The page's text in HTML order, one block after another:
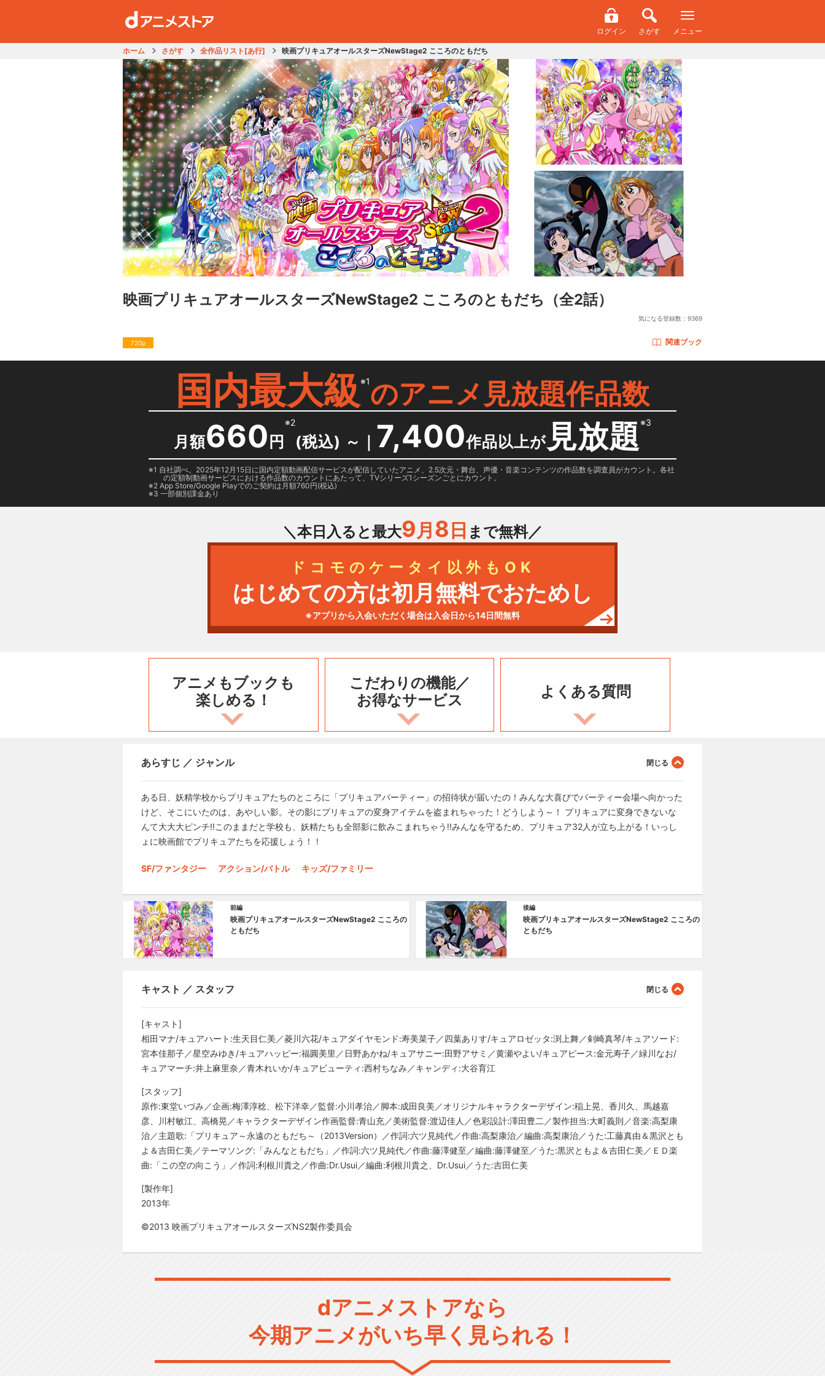
ログイン さがす メニュー
ホーム さがす 全作品リスト[あ行] 映画プリキュアオールスターズNewStage2 こころのともだち
映画プリキュアオールスターズNewStage2 こころのともだち （全2話）
気になる登録数： 9369
720p 関連ブック
国内最大級 ※1のアニメ見放題作品数
月額660 円
※2
(税込) ～ ｜ 7,400作品以上が 見放題※3
1 自社調べ。2025年12月15日に国内定額動画配信サービスが配信していたアニメ、2.5次元・舞台、声優・音楽コンテンツの作品数を調査員がカウント。各社
の定額制動画サービスにおける作品数のカウントにあたって、TVシリーズ1シーズンごとにカウント。
2 App Store/Google Playでのご契約は月額760円(税込)
3 一部個別課金あり
＼本日入ると最大9月 8 日 まで無料／
ドコモのケータイ以外もOK
はじめての方は初月無料でおためし
※アプリから入会いただく場合は入会日から14日間無料
アニメもブックも
楽しめる！
こだわりの機能／
お得なサービス
よくある質問
あらすじ ／ ジャンル
ある日、妖精学校からプリキュアたちのところに「プリキュアパーティー」の招待状が届いたの！みんな大喜びでパーティー会場へ向かった
けど、そこにいたのは、あやしい影。その影にプリキュアの変身アイテムを盗まれちゃった！どうしよう～！ プリキュアに変身できないな
んて大大大ピンチ!!このままだと学校も、妖精たちも全部影に飲みこまれちゃう!!みんなを守るため、プリキュア32人が立ち上がる！いっし
ょに映画館でプリキュアたちを応援しょう！！
SF/ファンタジー アクション/バトル キッズ/ファミリー
前編
映画プリキュアオールスターズNewStage2 こころの
ともだち
後編
映画プリキュアオールスターズNewStage2 こころの
ともだち
キャスト ／ スタッフ
[キャスト]
相田マナ/キュアハート:生天目仁美／菱川六花/キュアダイヤモンド:寿美菜子／四葉ありす/キュアロゼッタ:渕上舞／剣崎真琴/キュアソード:
宮本佳那子／星空みゆき/キュアハッピー:福圓美里／日野あかね/キュアサニー:田野アサミ／黄瀬やよい/キュアピース:金元寿子／緑川なお/
キュアマーチ:井上麻里奈／青木れいか/キュアビューティ:西村ちなみ／キャンディ:大谷育江
[スタッフ]
原作:東堂いづみ／企画:梅澤淳稔、松下洋幸／監督:小川孝治／脚本:成田良美／オリジナルキャラクターデザイン:稲上晃、香川久、馬越嘉
彦、川村敏江、高橋晃／キャラクターデザイン作画監督:青山充／美術監督:渡辺佳人／色彩設計:澤田豊二／製作担当:大町義則／音楽:高梨康
治／主題歌:「プリキュア～永遠のともだち～（2013Version）／作詞:六ツ見純代／作曲:高梨康治／編曲:高梨康治／うた:工藤真由＆黒沢とも
よ＆吉田仁美／テーマソング:「みんなともだち」／作詞:六ツ見純代／作曲:藤澤健至／編曲:藤澤健至／うた:黒沢ともよ＆吉田仁美／ＥＤ楽
曲:「この空の向こう」／作詞:利根川貴之／作曲:Dr.Usui／編曲:利根川貴之、Dr.Usui／うた:吉田仁美
[製作年]
2013年
©2013 映画プリキュアオールスターズNS2製作委員会
dアニメストアなら
今期アニメがいち早く見られる！